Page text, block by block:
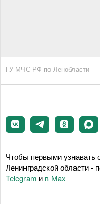
ГУ МЧС РФ по Ленобласти
Чтобы первыми узнавать
Ленинградской области -
Telegram и в Maх